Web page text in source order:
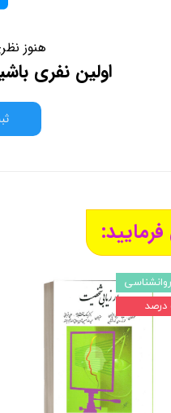
هنوز
اولین نفری